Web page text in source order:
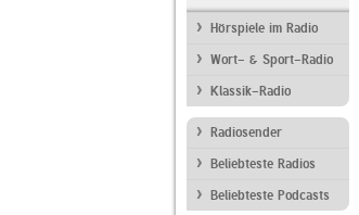
Hörspiele im Radio
Wort- & Sport-Radio
Klassik-Radio
Radiosender
Beliebteste Radios
Beliebteste Podcasts